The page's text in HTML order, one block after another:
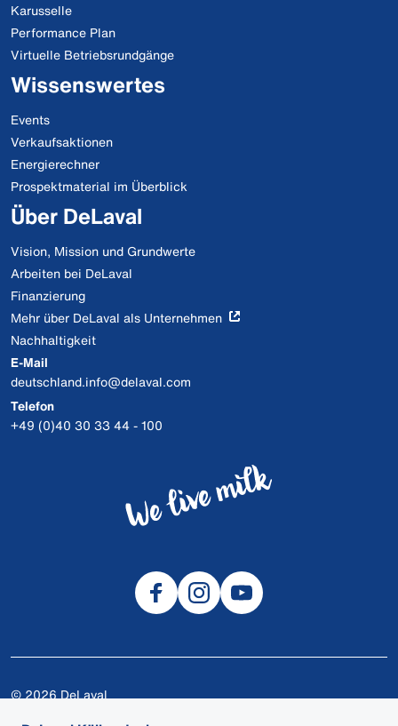
Karusselle
Performance Plan
Virtuelle Betriebsrundgänge
Wissenswertes
Events
Verkaufsaktionen
Energierechner
Prospektmaterial im Überblick
Über DeLaval
Vision, Mission und Grundwerte
Arbeiten bei DeLaval
Finanzierung
Mehr über DeLaval als Unternehmen
Nachhaltigkeit
E-Mail
deutschland.info@delaval.com
Telefon
+49 (0)40 30 33 44 - 100
© 2026 DeLaval